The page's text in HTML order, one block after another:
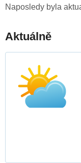
Naposledy byla
Aktuálně